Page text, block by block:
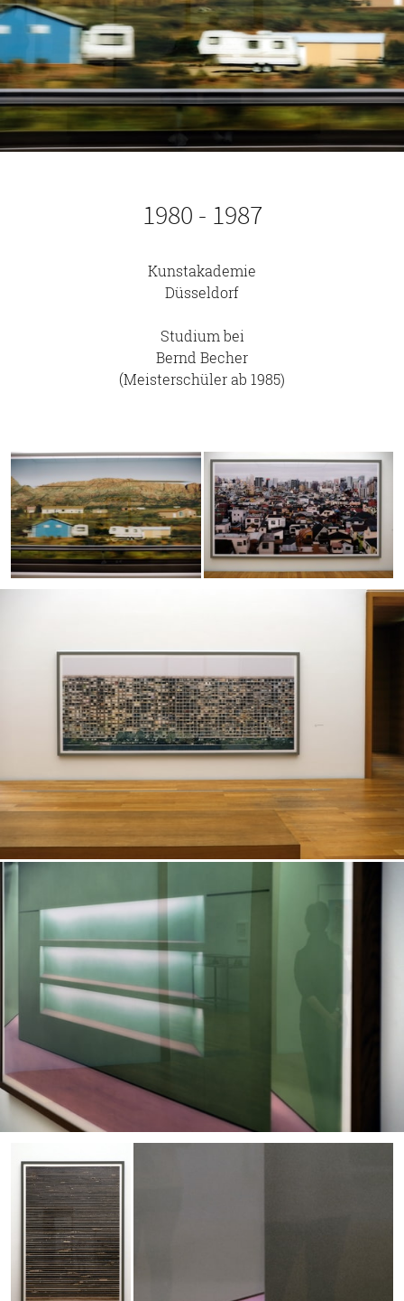
1980 - 1987
Kunstakademie
Düsseldorf
Studium bei
Bernd Becher
(Meisterschüler ab 1985)